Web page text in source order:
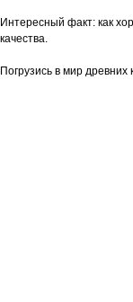
Интересный факт: как
качества.
Погрузись в мир